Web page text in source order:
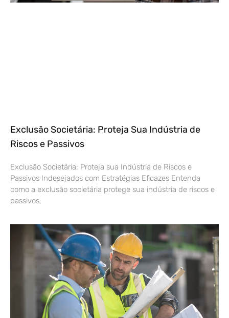
Exclusão Societária: Proteja Sua Indústria de
Riscos e Passivos
Exclusão Societária: Proteja sua Indústria de Riscos e
Passivos Indesejados com Estratégias Eficazes Entenda
como a exclusão societária protege sua indústria de riscos e
passivos,